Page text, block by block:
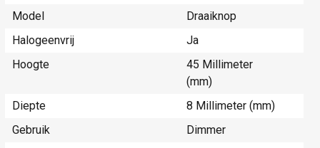
Model
Draaiknop
Halogeenvrij
Ja
Hoogte
45 Millimeter
(mm)
Diepte
8 Millimeter (mm)
Gebruik
Dimmer